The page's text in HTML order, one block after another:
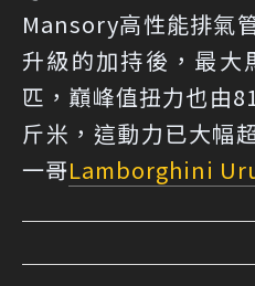
Mansory高性能排氣
升級的加持後，最大
匹，巔峰值扭力也由
斤米，這動力已大幅
一哥Lamborghini